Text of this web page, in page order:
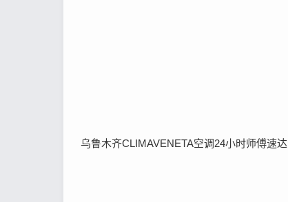
乌鲁木齐CLIMAVENETA空调24小时师傅速达